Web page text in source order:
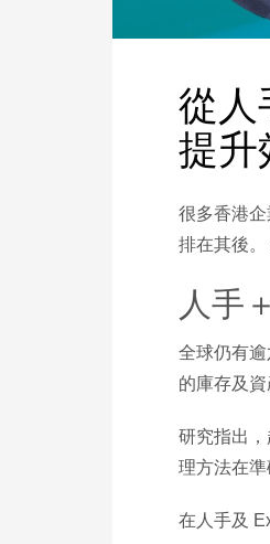
從人
提升
很多香港
排在其後
人手
全球仍有
的庫存及
研究指出
理方法在準
在人手及